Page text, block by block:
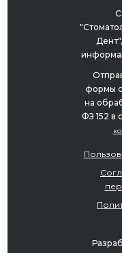
формы
на
ФЗ 152 в